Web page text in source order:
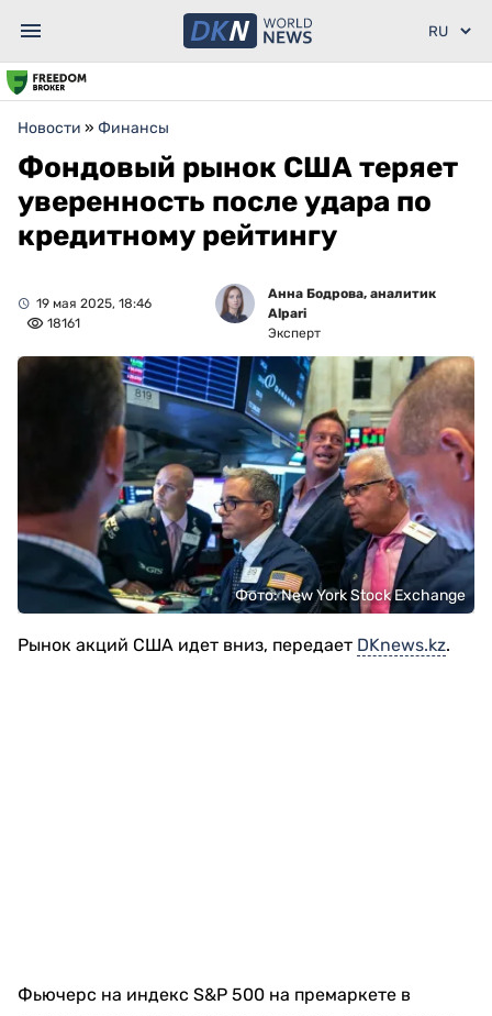
Новости » Финансы
Фондовый рынок США теряет
уверенность после удара по
кредитному рейтингу
19 мая 2025, 18:46
18161
Анна Бодрова, аналитик
Alpari
Эксперт
Фото: New York Stock Exchange
Рынок акций США идет вниз, передает DKnews.kz.
Фьючерс на индекс S&P 500 на премаркете в